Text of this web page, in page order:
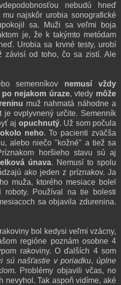
nebudú hneď
najskôr urobia sonografické
sa. Muži sa veľmi boja
je, že k takýmto metódam
Urobia sa krvné testy, urobí
závisí od toho, čo sa zistí. Ale
semenníkov nemusí vždy
po nejakom úraze, vtedy môže
muž nahmatá náhodne a
je ovplyvnený určite. Semenník
aj opuchnutý. Už som počula
neho. To pacienti zväčša
alebo niečo "kožné" a tiež sa
horšieho stavu sú aj
únava. Nemusí to spolu
ako jeden z príznakov. Ja
muža, ktorého mesiace bolel
Používal na tie bolesti
sa objavila zdurenina.
bol kedysi veľmi vzácny,
regióne poznám osobne 4
rakoviny. O ďalších 4 som
sú našťastie v poriadku, úplne
Problémy objavili včas, no
nevyhol. Tak aspoň vidíme, aké